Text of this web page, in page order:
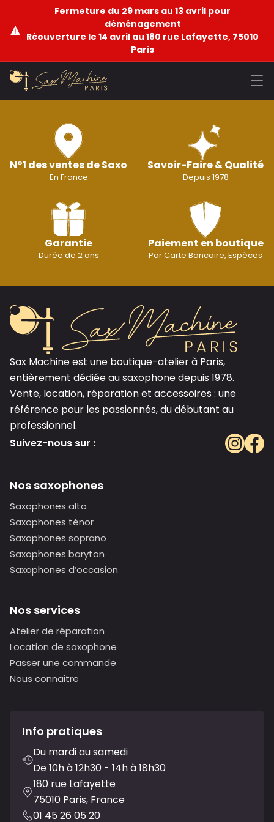
Fermeture du 29 mars au 13 avril pour
déménagement
Réouverture le 14 avril au 180 rue Lafayette, 75010
Paris
N°1 des ventes de Saxo
En France
Savoir-Faire & Qualité
Depuis 1978
Garantie
Durée de 2 ans
Paiement en boutique
Par Carte Bancaire, Espèces
Sax Machine est une boutique-atelier à Paris,
entièrement dédiée au saxophone depuis 1978.
Vente, location, réparation et accessoires : une
référence pour les passionnés, du débutant au
professionnel.
Suivez-nous sur :
Nos saxophones
Saxophones alto
Saxophones ténor
Saxophones soprano
Saxophones baryton
Saxophones d’occasion
Nos services
Atelier de réparation
Location de saxophone
Passer une commande
Nous connaitre
Info pratiques
Du mardi au samedi
De 10h à 12h30 - 14h à 18h30
180 rue Lafayette
75010 Paris, France
01 45 26 05 20